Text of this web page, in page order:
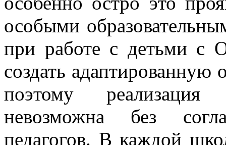
особыми
при работе с детьми с
создать адаптированную
поэтому реализация
невозможна без
педагогов. В каждой